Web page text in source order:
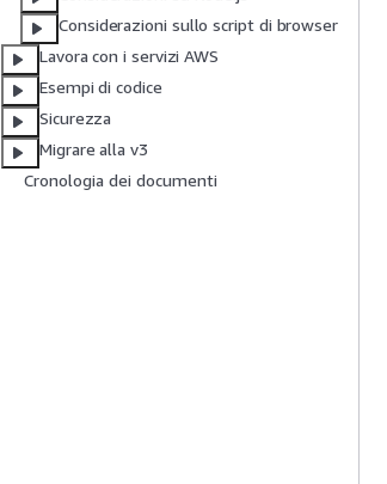
Considerazioni sullo script di browser
Lavora con i servizi AWS
Esempi di codice
Sicurezza
Migrare alla v3
Cronologia dei documenti